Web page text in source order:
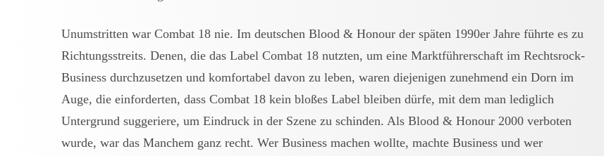
Unumstritten war Combat 18 nie. Im deutschen Blood & Honour der späten 1990er Jahre führte es zu
Richtungsstreits. Denen, die das Label Combat 18 nutzten, um eine Marktführerschaft im Rechtsrock-
Business durchzusetzen und komfortabel davon zu leben, waren diejenigen zunehmend ein Dorn im
Auge, die einforderten, dass Combat 18 kein bloßes Label bleiben dürfe, mit dem man lediglich
Untergrund suggeriere, um Eindruck in der Szene zu schinden. Als Blood & Honour 2000 verboten
wurde, war das Manchem ganz recht. Wer Business machen wollte, machte Business und wer